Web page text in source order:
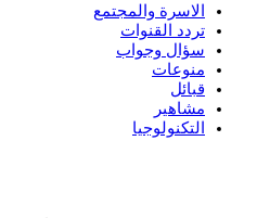
الاسرة والمجتمع
تردد القنوات
سؤال وجواب
منوعات
قبائل
مشاهير
التكنولوجيا